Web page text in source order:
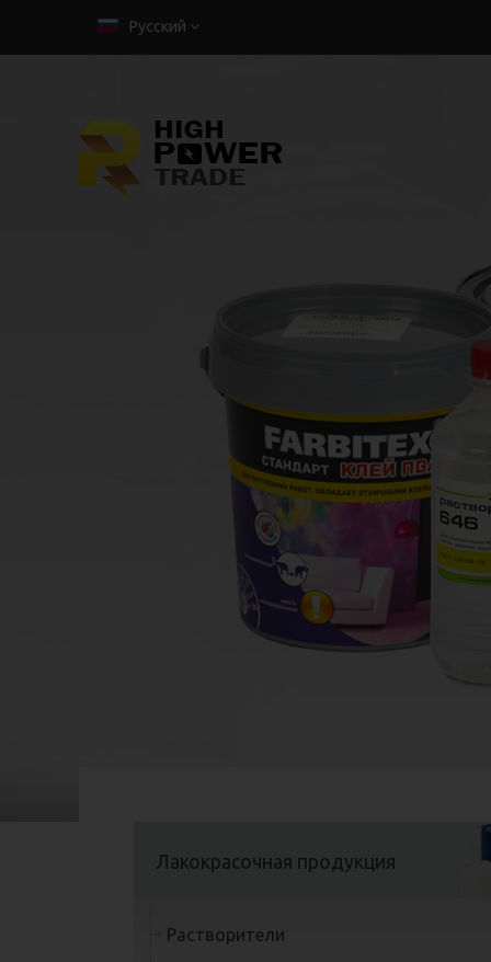
Русский
АРИКОН
Предоставляется в нескольких видах
тары: Бочка 216.5л; Канистры 20л, 10л,
Лакокрасочная продукция
Растворители